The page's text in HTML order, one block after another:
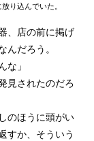
り込んでいた。
、店の前に掲げ
んだろう。
な」
見されたのだろ
のほうに頭がい
すか、そういう